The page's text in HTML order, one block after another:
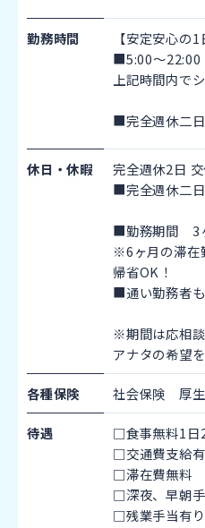
勤務時間
【安定安心の1
■5:00～22:00
上記時間内で
■完全週休二
休日・休暇 完全週休2日
■完全週休二
■勤務期間 3
※6ヶ月の滞在
帰省OK！
■通い勤務者
※期間は応相談
アナタの希望
各種保険 社会保険 厚
待遇
□食事無料1日
□交通費支給
□滞在費無料
□深夜、早朝
□残業手当有り